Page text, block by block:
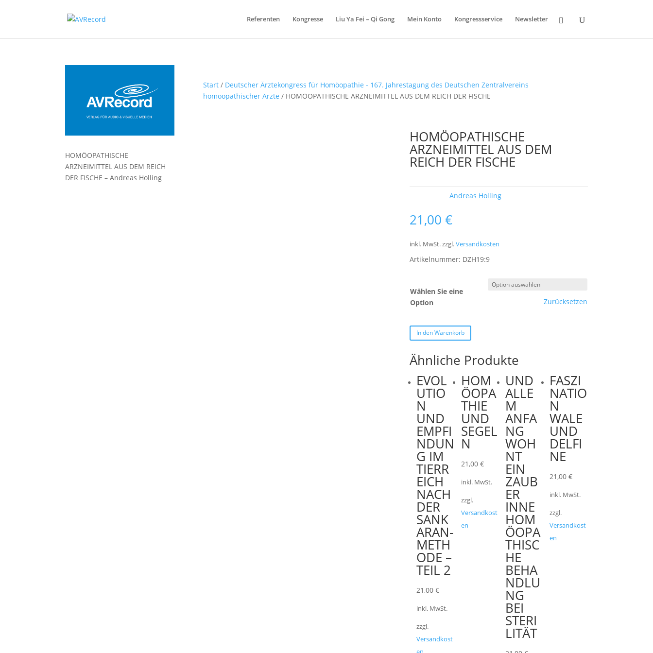
Referenten Kongresse Liu Ya Fei – Qi Gong Mein Konto Kongressservice Newsletter
HOMÖOPATHISCHE
ARZNEIMITTEL AUS DEM REICH
DER FISCHE – Andreas Holling
Start/ Deutscher Ärztekongress für Homöopathie - 167. Jahrestagung des Deutschen Zentralvereins
homöopathischer Ärzte / HOMÖOPATHISCHE ARZNEIMITTEL AUS DEM REICH DER FISCHE
HOMÖOPATHISCHE
ARZNEIMITTEL AUS DEM
REICH DER FISCHE
Schlagwort:Andreas Holling
21,00€
inkl. MwSt.zzgl.Versandkosten
Artikelnummer: DZH19:9
Wählen Sie eine
Option
Zurücksetzen
In den Warenkorb
Ähnliche Produkte
EVOL
UTIO
N
UND
EMPFI
NDUN
G IM
TIERR
EICH
NACH
DER
SANK
ARAN-
METH
ODE –
TEIL 2
21,00€
inkl. MwSt.
zzgl.
Versandkost
HOM
ÖOPA
THIE
UND
SEGEL
N
21,00 €
inkl. MwSt.
zzgl.
Versandkost
en
UND
ALLE
M
ANFA
NG
WOH
NT
EIN
ZAUB
ER
INNE
HOM
ÖOPA
THISC
HE
BEHA
NDLU
NG
BEI
STERI
LITÄT
FASZI
NATIO
N
WALE
UND
DELFI
NE
21,00€
inkl. MwSt.
zzgl.
Versandkost
en